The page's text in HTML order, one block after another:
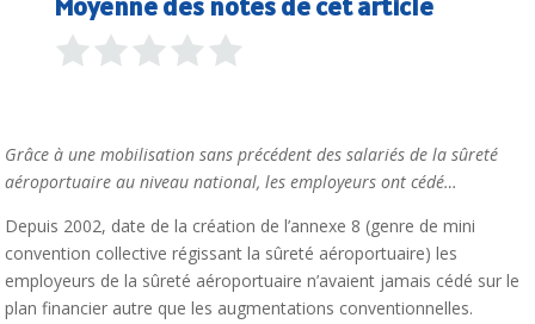
Grâce à une mobilisation sans précédent des salariés de la sûreté
aéroportuaire au niveau national, les employeurs ont cédé…
Depuis 2002, date de la création de l’annexe 8 (genre de mini
convention collective régissant la sûreté aéroportuaire) les
employeurs de la sûreté aéroportuaire n’avaient jamais cédé sur le
plan financier autre que les augmentations conventionnelles.